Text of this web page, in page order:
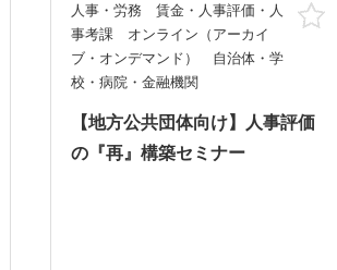
お気に入り人事・労務 賃金・人事評価・人
事考課 オンライン（アーカイ
ブ・オンデマンド） 自治体・学
校・病院・金融機関
【地方公共団体向け】人事評価
の『再』構築セミナー